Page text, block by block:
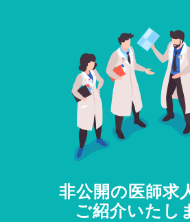
非公開の医師求
ご紹介いたし